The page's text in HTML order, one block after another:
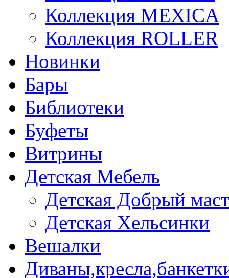
Коллекция MEXICA
Коллекция ROLLER
Новинки
Бары
Библиотеки
Буфеты
Витрины
Детская Мебель
Детская Добрый
Детская Хельсинки
Вешалки